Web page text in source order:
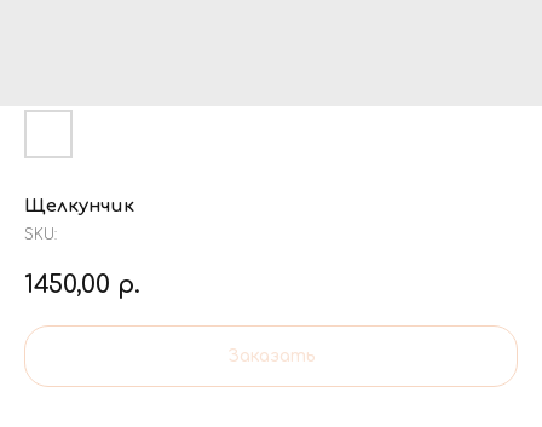
Щелкунчик
SKU:
1450,00 р.
Заказать